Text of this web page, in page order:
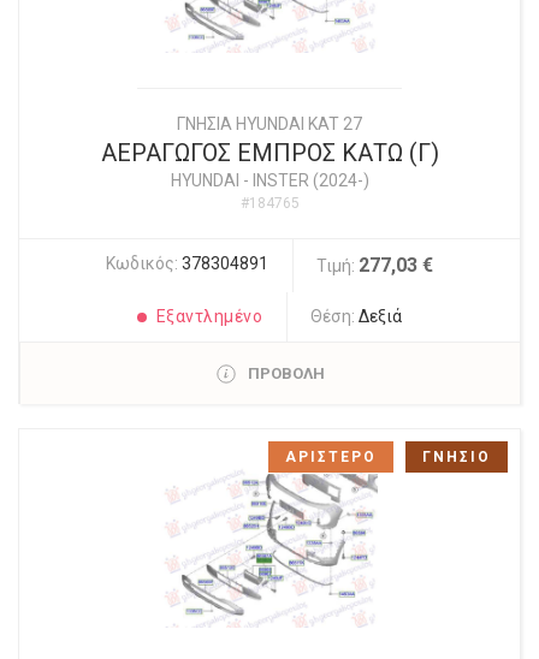
ΓΝΗΣΙΑ HYUNDAI KAT 27
ΑΕΡΑΓΩΓΟΣ ΕΜΠΡΟΣ ΚΑΤΩ (Γ)
HYUNDAI - INSTER (2024-)
#184765
Κωδικός: 378304891 Τιμή: 277,03 €
Εξαντλημένο Θέση:Δεξιά
ΠΡΟΒΟΛΗ
ΑΡΙΣΤΕΡΟ ΓΝΗΣΙΟ